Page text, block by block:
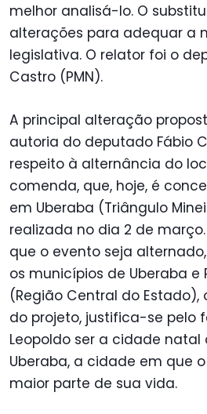
melhor analisá-lo. O
alterações para adequar a
legislativa. O relator foi o
Castro (PMN).
A principal alteração
autoria do deputado Fábio
respeito à alternância do
comenda, que, hoje, é
em Uberaba (Triângulo
realizada no dia 2 de
que o evento seja
os municípios de Uberaba e
(Região Central do Estado),
do projeto, justifica-se pelo
Leopoldo ser a cidade natal
Uberaba, a cidade em que
maior parte de sua vida.